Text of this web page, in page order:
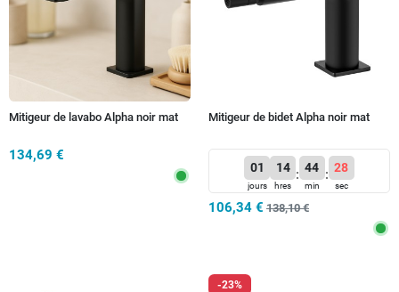
Mitigeur de lavabo Alpha noir mat
134,69 €
Mitigeur de bidet Alpha noir mat
01
jours
14
hres
: 44
min
: 26
sec
106,34 € 138,10 €
-23%